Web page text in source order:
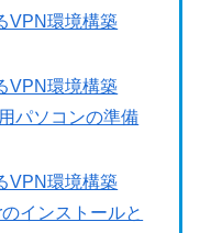
VPN環境構築
VPN環境構築
パソコンの準備
VPN環境構築
インストールと